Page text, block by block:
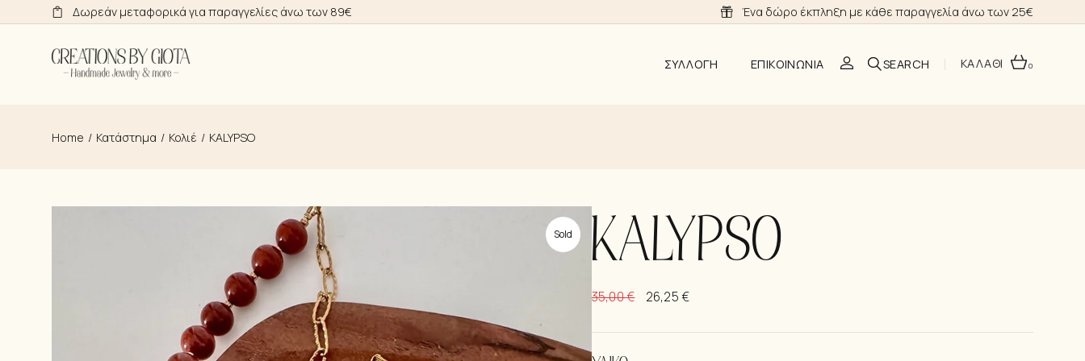
to
content
Δωρεάν μεταφορικά για παραγγελίες άνω των 89€ Ένα δώρο έκπληξη με κάθε παραγγελία άνω των 25€
ΣΥΛΛΟΓΉ
ΛΑΜΨΗ
ΑΝΑΓΈΝΝΗΣΗ
ΣΚΟΥΛΑΡΊΚΙΑ
ΕΠΙΚΟΙΝΩΝΊΑ ΚΑΛΑΘΙ 0
Home Κατάστημα Κολιέ KALYPSO
Sold KALYPSO
35,00€ 26,25€